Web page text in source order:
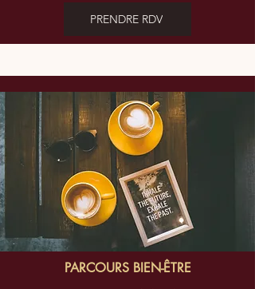
PRENDRE RDV
PARCOURS BIEN-ÊTRE